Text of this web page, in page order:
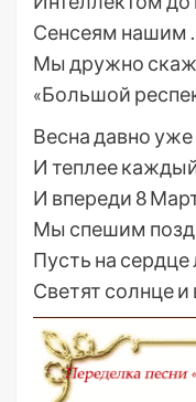
Сенсеям нашим
Мы дружно
«Большой
Весна давно уже
И теплее
И впереди 8
Мы спешим
Пусть на сердце
Светят солнце и